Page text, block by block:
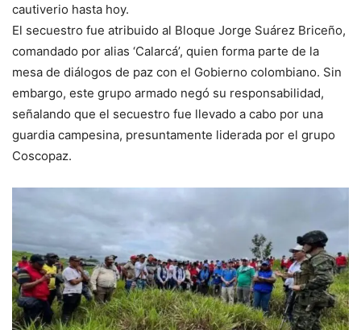
cautiverio hasta hoy.
El secuestro fue atribuido al Bloque Jorge Suárez Briceño,
comandado por alias ‘Calarcá’, quien forma parte de la
mesa de diálogos de paz con el Gobierno colombiano. Sin
embargo, este grupo armado negó su responsabilidad,
señalando que el secuestro fue llevado a cabo por una
guardia campesina, presuntamente liderada por el grupo
Coscopaz.